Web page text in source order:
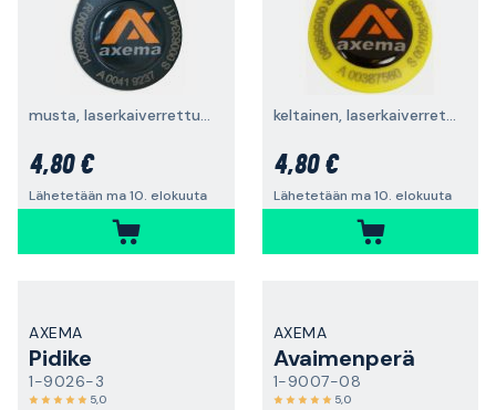
musta, laserkaiverrettu ID-koodi
4,80 €
Lähetetään ma 10. elokuuta
keltainen, laserkaiverrettu ID-koodi
4,80 €
Lähetetään ma 10. elokuuta
AXEMA
Pidike
1-9026-3
5,0
AXEMA
Avaimenperä
1-9007-08
5,0